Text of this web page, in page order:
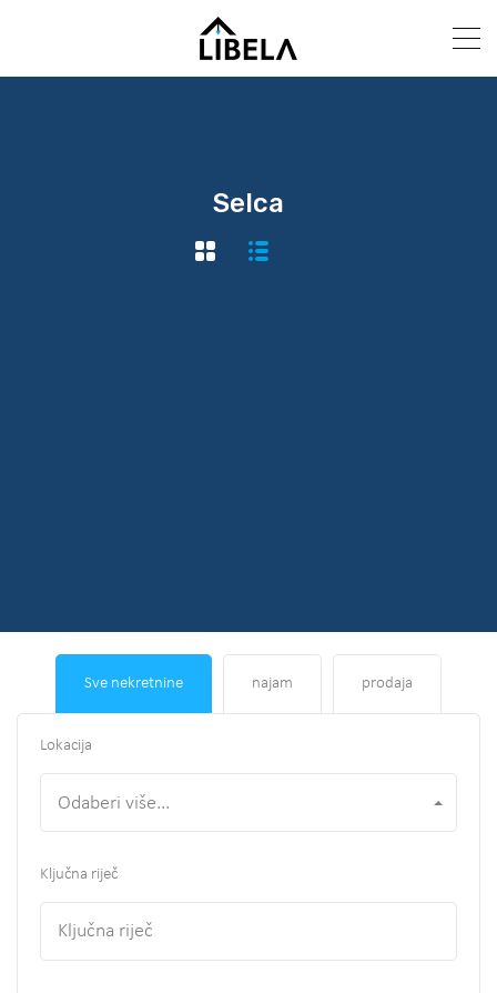
Selca
Sve nekretnine najam prodaja
Lokacija
Odaberi više...
Ključna riječ